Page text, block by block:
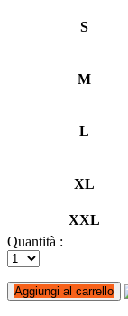
S
M
L
XL
XXL
Quantità :
Aggiungi al carrello